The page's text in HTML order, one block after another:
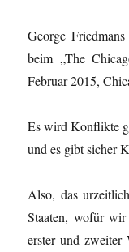
George
beim „The
Februar 2015,
Es wird Konflikte
und es gibt sicher
Also, das
Staaten, wofür
erster und